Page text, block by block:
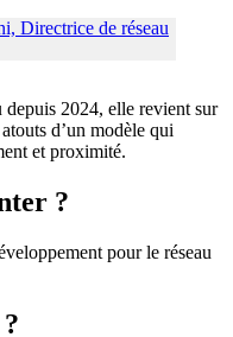
2024, elle revient sur
d’un modèle qui
et proximité.
?
pour le réseau